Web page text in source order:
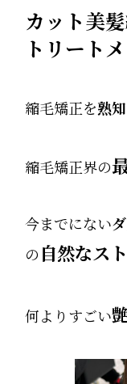
カット美
トリート
縮毛矯正を熟知
縮毛矯正界の
今までにない
の 自然なス
何よりすごい